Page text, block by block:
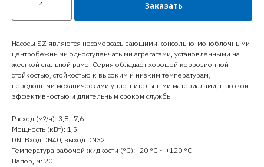
Заказать
Насосы SZ являются несамовсасывающими консольно-моноблочными
центробежными одноступенчатыми агрегатами, установленными на
жесткой стальной раме. Серия обладает хорошей коррозионной
стойкостью, стойкостью к высоким и низким температурам,
передовыми механическими уплотнительными материалами, высокой
эффективностью и длительным сроком службы
Расход (м?/ч): 3,8…7,6
Мощность (кВт): 1,5
DN: Вход DN40, выход DN32
Температура рабочей жидкости (°C): -20 °С ~ +120 °С
Напор, м: 20